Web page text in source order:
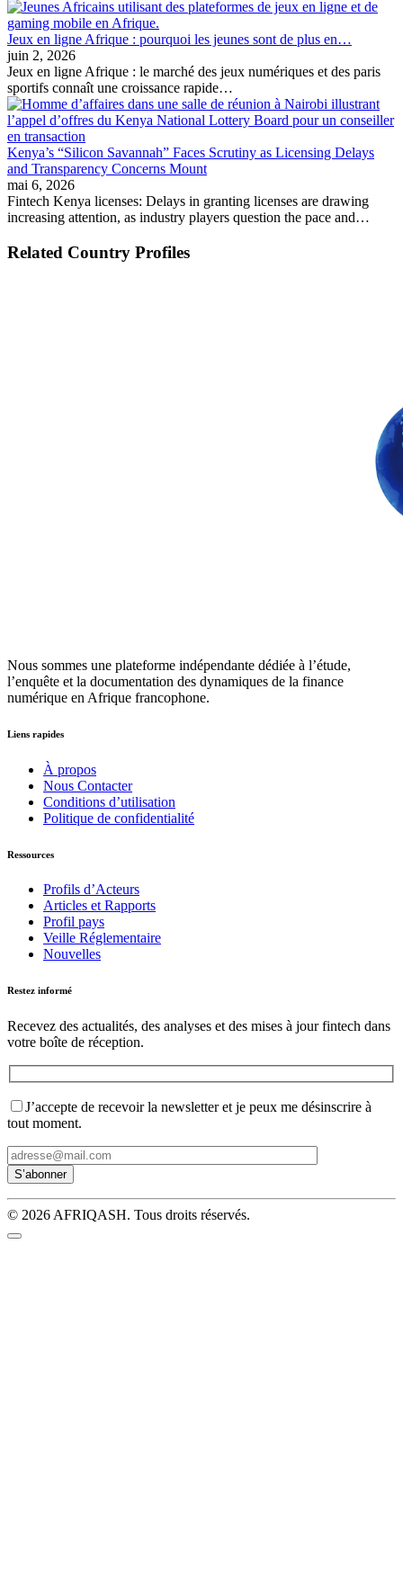
Jeux en ligne Afrique : pourquoi les jeunes sont de plus en…
juin 2, 2026
Jeux en ligne Afrique : le marché des jeux numériques et des paris
sportifs connaît une croissance rapide…
Kenya’s “Silicon Savannah” Faces Scrutiny as Licensing Delays
and Transparency Concerns Mount
mai 6, 2026
Fintech Kenya licenses: Delays in granting licenses are drawing
increasing attention, as industry players question the pace and…
Related Country Profiles
Nous sommes une plateforme indépendante dédiée à l’étude,
l’enquête et la documentation des dynamiques de la finance
numérique en Afrique francophone.
Liens rapides
À propos
Nous Contacter
Conditions d’utilisation
Politique de confidentialité
Ressources
Profils d’Acteurs
Articles et Rapports
Profil pays
Veille Réglementaire
Nouvelles
Restez informé
Recevez des actualités, des analyses et des mises à jour fintech dans
votre boîte de réception.
J’accepte de recevoir la newsletter et je peux me désinscrire à
tout moment.
© 2026 AFRIQASH. Tous droits réservés.